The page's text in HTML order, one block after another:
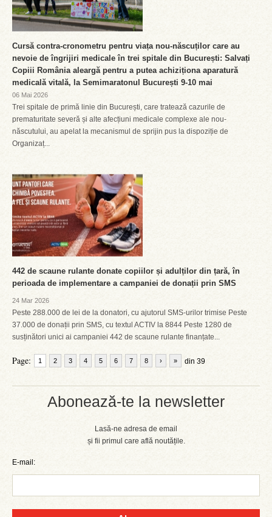
Abonează-te la newsletter
Lasă-ne adresa de email
și fii primul care află noutățile.
E-mail:
Cursă contra-cronometru pentru viața nou-născuților care au
nevoie de îngrijiri medicale în trei spitale din București: Salvați
Copiii România aleargă pentru a putea achiziționa aparatură
medicală vitală, la Semimaratonul București 9-10 mai
06 Mai 2026
Trei spitale de primă linie din București, care tratează cazurile de
prematuritate severă și alte afecțiuni medicale complexe ale nou-
născutului, au apelat la mecanismul de sprijin pus la dispoziție de
Organizaț...
442 de scaune rulante donate copiilor și adulților din țară, în
perioada de implementare a campaniei de donații prin SMS
24 Mar 2026
Peste 288.000 de lei de la donatori, cu ajutorul SMS-urilor trimise Peste
37.000 de donații prin SMS, cu textul ACTIV la 8844 Peste 1280 de
susținători unici ai campaniei 442 de scaune rulante finanțate...
Page: 1 2 3 4 5 6 7 8 din 39
› »